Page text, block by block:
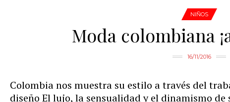
NIÑOS
Moda colombiana
16/11/2016
Colombia nos muestra su estilo a través del
diseño El lujo, la sensualidad y el dinamismo